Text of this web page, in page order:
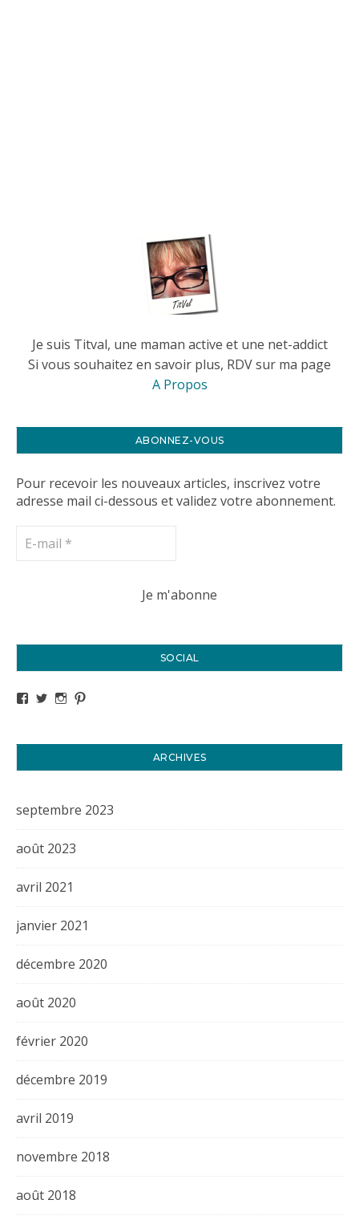
Je suis Titval, une maman active et une net-addict
Si vous souhaitez en savoir plus, RDV sur ma page
A Propos
ABONNEZ-VOUS
Pour recevoir les nouveaux articles, inscrivez votre
adresse mail ci-dessous et validez votre abonnement.
SOCIAL
Voir le profil de titval35 sur Facebook
Voir le profil de titval35 sur Twitter
Voir le profil de titval35 sur Instagram
ARCHIVES
septembre 2023
août 2023
avril 2021
janvier 2021
décembre 2020
août 2020
février 2020
décembre 2019
avril 2019
novembre 2018
août 2018